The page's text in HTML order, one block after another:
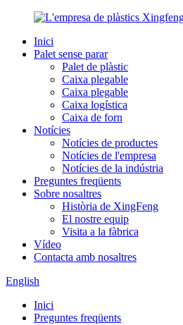
Inici
Palet sense parar
Palet de plàstic
Caixa plegable
Caixa plegable
Caixa logística
Caixa de forn
Notícies
Notícies de productes
Notícies de l'empresa
Notícies de la indústria
Preguntes freqüents
Sobre nosaltres
Història de XingFeng
El nostre equip
Visita a la fàbrica
Vídeo
Contacta amb nosaltres
English
Inici
Preguntes freqüents